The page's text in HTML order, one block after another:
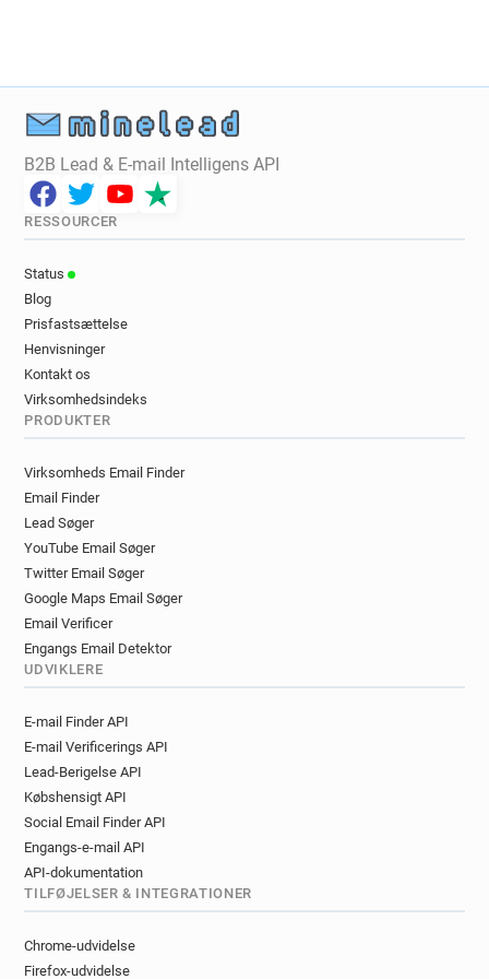
s************@danskebank.co.uk
t*******@danskebank.co.uk
d******@danskebank.co.uk
h*********@danskebank.co.uk
t*******@danskebank.co.uk
z*****@danskebank.co.uk
m*****@danskebank.co.uk
e*****@danskebank.co.uk
f***********@danskebank.co.uk
i*****@danskebank.co.uk
k************@danskebank.co.uk
B2B Lead & E-mail Intelligens API
RESSOURCER
Status
Blog
Prisfastsættelse
Henvisninger
Kontakt os
Virksomhedsindeks
PRODUKTER
Virksomheds Email Finder
Email Finder
Lead Søger
YouTube Email Søger
Twitter Email Søger
Google Maps Email Søger
Email Verificer
Engangs Email Detektor
UDVIKLERE
E-mail Finder API
E-mail Verificerings API
Lead-Berigelse API
Købshensigt API
Social Email Finder API
Engangs-e-mail API
API-dokumentation
TILFØJELSER & INTEGRATIONER
Chrome-udvidelse
Firefox-udvidelse